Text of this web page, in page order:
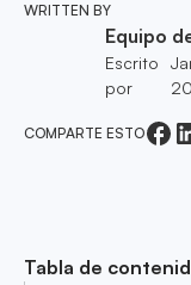
WRITTEN BY
Equipo
Escrito
por
COMPARTE ESTO
Tabla de